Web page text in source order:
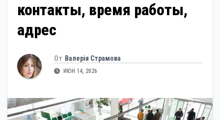
контакты, время работы,
адрес
От Валерія Страмова
ИЮН 14, 2026